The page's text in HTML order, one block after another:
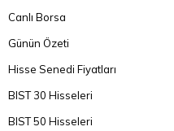
Canlı Borsa
Günün Özeti
Hisse Senedi Fiyatları
BIST 30 Hisseleri
BIST 50 Hisseleri